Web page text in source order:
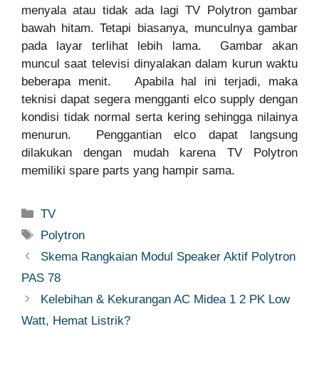
menyala atau tidak ada lagi TV Polytron gambar
bawah hitam. Tetapi biasanya, munculnya gambar
pada layar terlihat lebih lama. Gambar akan
muncul saat televisi dinyalakan dalam kurun waktu
beberapa menit. Apabila hal ini terjadi, maka
teknisi dapat segera mengganti elco supply dengan
kondisi tidak normal serta kering sehingga nilainya
menurun. Penggantian elco dapat langsung
dilakukan dengan mudah karena TV Polytron
memiliki spare parts yang hampir sama.
Categories
TV
Tags
Polytron
Skema Rangkaian Modul Speaker Aktif Polytron
PAS 78
Kelebihan & Kekurangan AC Midea 1 2 PK Low
Watt, Hemat Listrik?